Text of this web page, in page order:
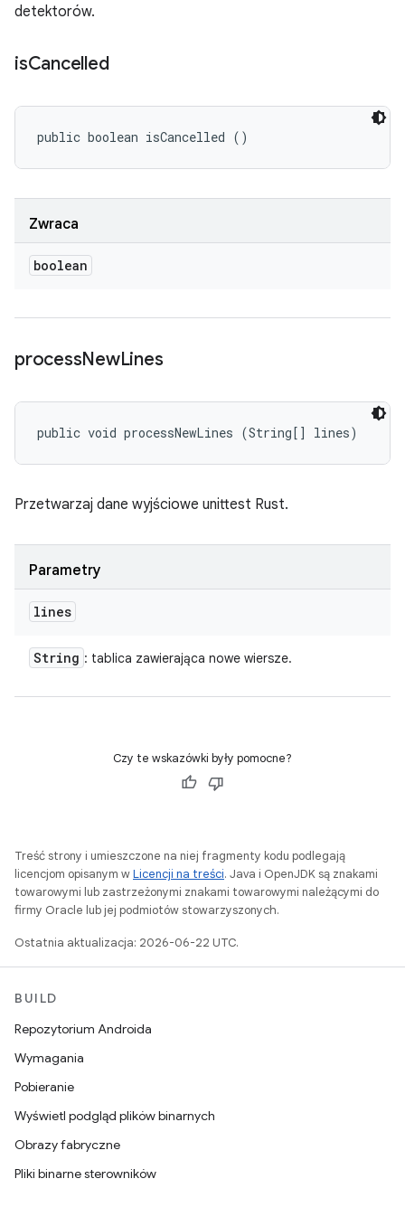
detektorów.
isCancelled
public boolean isCancelled ()
Zwraca
boolean
processNewLines
public void processNewLines (String[] lines)
Przetwarzaj dane wyjściowe unittest Rust.
Parametry
lines
String : tablica zawierająca nowe wiersze.
Czy te wskazówki były pomocne?
Treść strony i umieszczone na niej fragmenty kodu podlegają
licencjom opisanym wLicencji na treści. Java i OpenJDK są znakami
towarowymi lub zastrzeżonymi znakami towarowymi należącymi do
firmy Oracle lub jej podmiotów stowarzyszonych.
Ostatnia aktualizacja: 2026-06-22 UTC.
BUILD
Repozytorium Androida
Wymagania
Pobieranie
Wyświetl podgląd plików binarnych
Obrazy fabryczne
Pliki binarne sterowników